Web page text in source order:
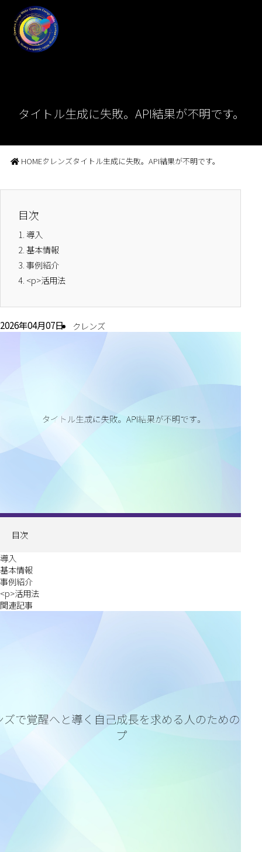
タイトル生成に失敗。API結果が不明です。
HOMEクレンズタイトル生成に失敗。API結果が不明です。
目次
1.導入
2.基本情報
3.事例紹介
4. <p>活用法
2026年04月07日 クレンズ
目次
導入
基本情報
事例紹介
<p>活用法
関連記事